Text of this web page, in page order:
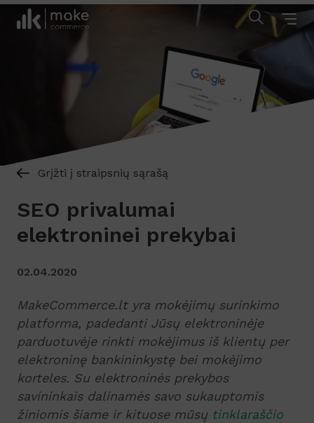
Grįžti į straipsnių sąrašą
SEO privalumai
elektroninei prekybai
02.04.2020
MakeCommerce.lt yra mokėjimų surinkimo
platforma, padedanti Jūsų elektroninėje
parduotuvėje rinkti mokėjimus iš klientų per
elektroninę bankininkystę bei mokėjimo
korteles. Su elektroninės prekybos
savininkais dalinamės savo sukauptomis
žiniomis šiame ir kituose mūsų tinklaraščio